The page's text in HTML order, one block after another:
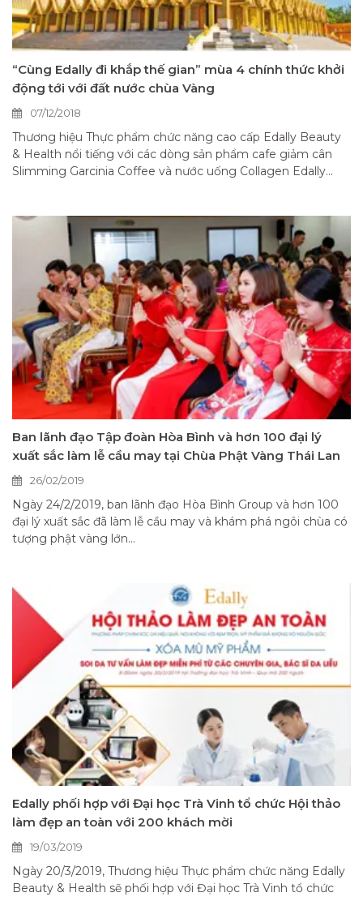
“Cùng Edally đi khắp thế gian” mùa 4 chính thức khởi
động tới với đất nước chùa Vàng
07/12/2018
Thương hiệu Thực phẩm chức năng cao cấp Edally Beauty
& Health nổi tiếng với các dòng sản phẩm cafe giảm cân
Slimming Garcinia Coffee và nước uống Collagen Edally...
Ban lãnh đạo Tập đoàn Hòa Bình và hơn 100 đại lý
xuất sắc làm lễ cầu may tại Chùa Phật Vàng Thái Lan
26/02/2019
Ngày 24/2/2019, ban lãnh đạo Hòa Bình Group và hơn 100
đại lý xuất sắc đã làm lễ cầu may và khám phá ngôi chùa có
tượng phật vàng lớn...
Edally phối hợp với Đại học Trà Vinh tổ chức Hội thảo
làm đẹp an toàn với 200 khách mời
19/03/2019
Ngày 20/3/2019, Thương hiệu Thực phẩm chức năng Edally
Beauty & Health sẽ phối hợp với Đại học Trà Vinh tổ chức